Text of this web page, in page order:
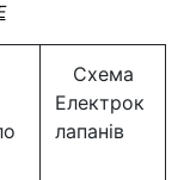
Схема
Електрок
лапанів